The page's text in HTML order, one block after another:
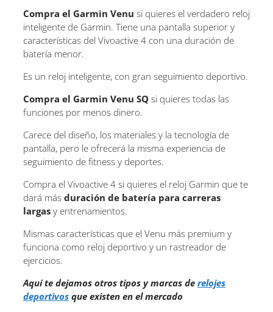
Compra el Garmin Venu si quieres el verdadero reloj
inteligente de Garmin. Tiene una pantalla superior y
características del Vivoactive 4 con una duración de
batería menor.
Es un reloj inteligente, con gran seguimiento deportivo.
Compra el Garmin Venu SQ si quieres todas las
funciones por menos dinero.
Carece del diseño, los materiales y la tecnología de
pantalla, pero le ofrecerá la misma experiencia de
seguimiento de fitness y deportes.
Compra el Vivoactive 4 si quieres el reloj Garmin que te
dará más duración de batería para carreras
largas y entrenamientos.
Mismas características que el Venu más premium y
funciona como reloj deportivo y un rastreador de
ejercicios.
Aquí te dejamos otros tipos y marcas de relojes
deportivos que existen en el mercado